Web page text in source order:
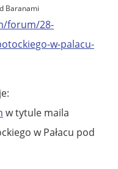
Baranami
forum/28-
w-palacu-
w tytule maila
w Pałacu pod